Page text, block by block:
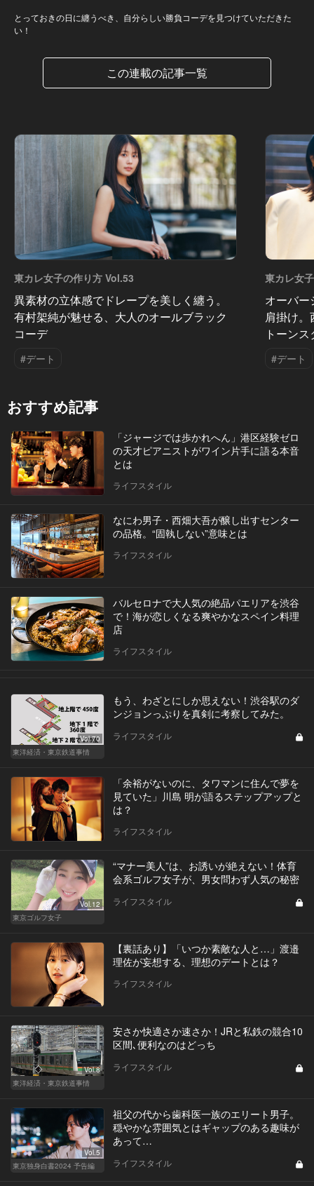
とっておきの日に纏うべき、自分らしい勝負コーデを見つけていただきた
い！
この連載の記事一覧
東カレ女子の作り方 Vol.53
異素材の立体感でドレープを美しく纏う。
有村架純が魅せる、大人のオールブラック
コーデ
#デート
東カレ女
オーバ
肩掛け
トーン
#デート
おすすめ記事
「ジャージでは歩かれへん」港区経験ゼロ
の天才ピアニストがワイン片手に語る本音
とは
ライフスタイル
なにわ男子・西畑大吾が醸し出すセンター
の品格。“固執しない”意味とは
ライフスタイル
バルセロナで大人気の絶品パエリアを渋谷
で！海が恋しくなる爽やかなスペイン料理
店
ライフスタイル
Vol.70
東洋経済・東京鉄道事情
もう、わざとにしか思えない！渋谷駅のダ
ンジョンっぷりを真剣に考察してみた。
ライフスタイル
「余裕がないのに、タワマンに住んで夢を
見ていた」川島 明が語るステップアップと
は？
ライフスタイル
Vol.12
東京ゴルフ女子
“マナー美人”は、お誘いが絶えない！体育
会系ゴルフ女子が、男女問わず人気の秘密
ライフスタイル
【裏話あり】「いつか素敵な人と…」渡邉
理佐が妄想する、理想のデートとは？
ライフスタイル
Vol.8
東洋経済・東京鉄道事情
安さか快適さか速さか！JRと私鉄の競合10
区間､便利なのはどっち
ライフスタイル
Vol.5
東京独身白書2024 予告編
祖父の代から歯科医一族のエリート男子。
穏やかな雰囲気とはギャップのある趣味が
あって…
ライフスタイル